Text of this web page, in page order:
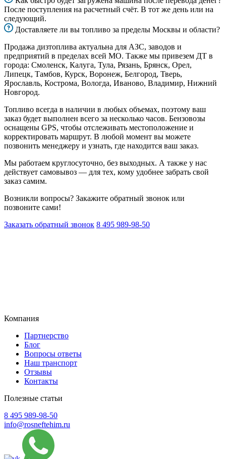
После поступления на расчетный счёт. В тот же день или на
следующий.
Доставляете ли вы топливо за пределы Москвы и области?
Продажа дизтоплива актуальна для АЗС, заводов и
предприятий в пределах всей МО. Также мы привезем ДТ в
города: Смоленск, Калуга, Тула, Рязань, Брянск, Орел,
Липецк, Тамбов, Курск, Воронеж, Белгород, Тверь,
Ярославль, Кострома, Вологда, Иваново, Владимир, Нижний
Новгород.
Топливо всегда в наличии в любых объемах, поэтому ваш
заказ будет выполнен всего за несколько часов. Бензовозы
оснащены GPS, чтобы отслеживать местоположение и
корректировать маршрут. В любой момент вы можете
позвонить менеджеру и узнать, где находится ваш заказ.
Мы работаем круглосуточно, без выходных. А также у нас
действует самовывоз — для тех, кому удобнее забрать свой
заказ самим.
Возникли вопросы? Закажите обратный звонок или
позвоните сами!
Заказать обратный звонок 8 495 989-98-50
Компания
Партнерство
Блог
Вопросы ответы
Наш транспорт
Отзывы
Контакты
Полезные статьи
8 495 989-98-50
info@rosneftehim.ru